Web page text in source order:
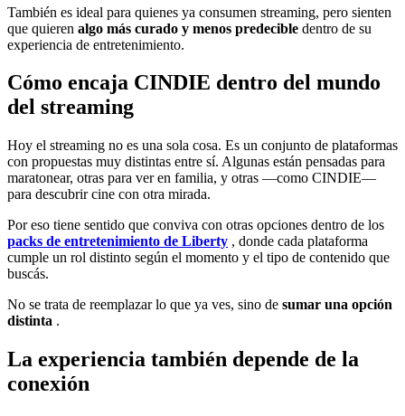
También es ideal para quienes ya consumen streaming, pero sienten
que quieren algo más curado y menos predecible dentro de su
experiencia de entretenimiento.
Cómo encaja CINDIE dentro del mundo
del streaming
Hoy el streaming no es una sola cosa. Es un conjunto de plataformas
con propuestas muy distintas entre sí. Algunas están pensadas para
maratonear, otras para ver en familia, y otras —como CINDIE—
para descubrir cine con otra mirada.
Por eso tiene sentido que conviva con otras opciones dentro de los
packs de entretenimiento de Liberty , donde cada plataforma
cumple un rol distinto según el momento y el tipo de contenido que
buscás.
No se trata de reemplazar lo que ya ves, sino de sumar una opción
distinta .
La experiencia también depende de la
conexión